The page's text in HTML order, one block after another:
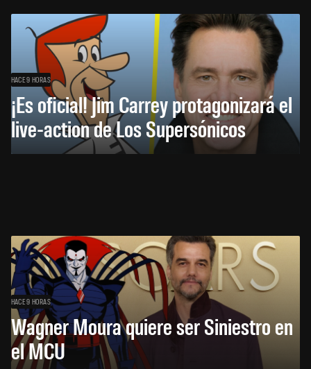
HACE 9 HORAS
¡Es oficial! Jim Carrey protagonizará el
live-action de Los Supersónicos
HACE 9 HORAS
Wagner Moura quiere ser Siniestro en
el MCU